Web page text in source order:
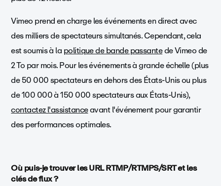
Vimeo prend en charge les événements en direct avec
des milliers de spectateurs simultanés. Cependant, cela
est soumis à lapolitique de bande passantede Vimeo de
2 To par mois. Pour les événements à grande échelle (plus
de 50 000 spectateurs en dehors des États-Unis ou plus
de 100 000 à 150 000 spectateurs aux États-Unis),
contactez l'assistanceavant l'événement pour garantir
des performances optimales.
Où puis-je trouver les URL RTMP/RTMPS/SRT et les
clés de flux ?